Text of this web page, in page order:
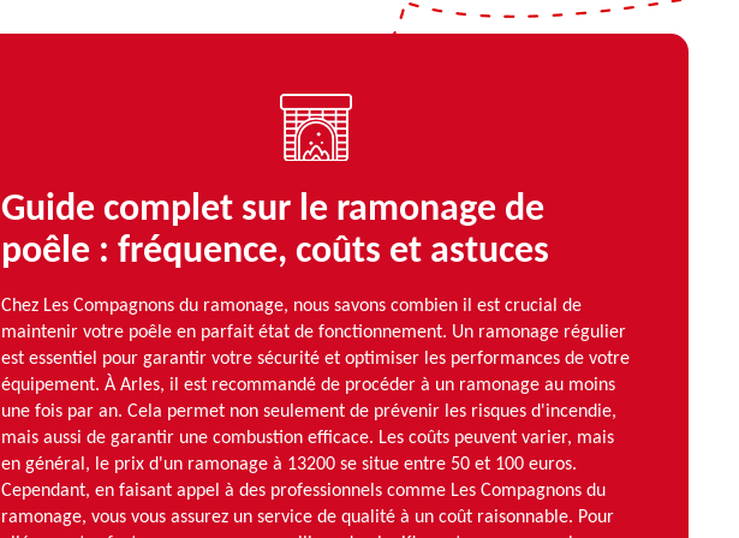
Guide complet sur le ramonage de
poêle : fréquence, coûts et astuces
Chez Les Compagnons du ramonage, nous savons combien il est crucial de
maintenir votre poêle en parfait état de fonctionnement. Un ramonage régulier
est essentiel pour garantir votre sécurité et optimiser les performances de votre
équipement. À Arles, il est recommandé de procéder à un ramonage au moins
une fois par an. Cela permet non seulement de prévenir les risques d'incendie,
mais aussi de garantir une combustion efficace. Les coûts peuvent varier, mais
en général, le prix d'un ramonage à 13200 se situe entre 50 et 100 euros.
Cependant, en faisant appel à des professionnels comme Les Compagnons du
ramonage, vous vous assurez un service de qualité à un coût raisonnable. Pour